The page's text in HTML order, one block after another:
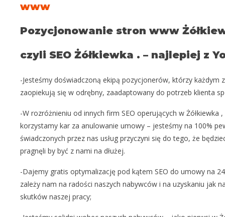
www
Pozycjonowanie stron www
czyli SEO Żółkiewka . – najlepiej z
-Jesteśmy doświadczoną ekipą pozycjonerów, którzy każdym
zaopiekują się w odrębny, zaadaptowany do potrzeb klienta
-W rozróżnieniu od innych firm SEO operujących w Żółkiewka ,
korzystamy kar za anulowanie umowy – jesteśmy na 100%
świadczonych przez nas usług przyczyni się do tego, że
pragnęli by być z nami na dłużej.
-Dajemy gratis optymalizację pod kątem SEO do umowy na
zależy nam na radości naszych nabywców i na uzyskaniu jak
skutków naszej pracy;